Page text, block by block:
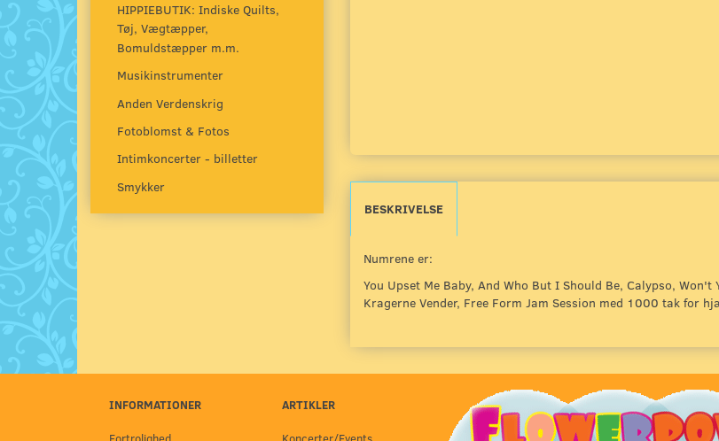
HIPPIEBUTIK: Indiske Quilts,
Tøj, Vægtæpper,
Bomuldstæpper m.m.
Musikinstrumenter
Anden Verdenskrig
Fotoblomst & Fotos
Intimkoncerter - billetter
Smykker
BESKRIVELSE
Numrene er:
You Upset Me Baby, And Who But I Should Be, Calypso, Won't
Kragerne Vender, Free Form Jam Session med 1000 tak for
INFORMATIONER
Fortrolighed
ARTIKLER
Koncerter/Events